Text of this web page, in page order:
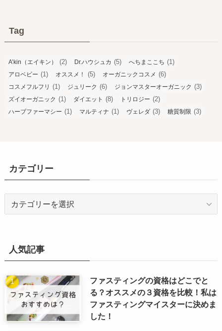
Tag
A’kin（エイキン） (2) Dr.ハウシュカ (5) へちまここち (1)
アロベビー (1) オススメ！ (5) オーガニックコスメ (6)
コスメフルフリ (1) ジュリーク (6) ジョンマスターオーガニック (3)
ズイオーガニック (1) ダイエット (8) トリロジー (2)
ハーブファーマシー (1) マルティナ (1) ヴェレダ (3) 糖質制限 (3)
カテゴリー
ー人気記事
ファスティングの資格はどこでと
る？オススメの３資格を比較！私は
ファスティングマイスターに決めま
した！